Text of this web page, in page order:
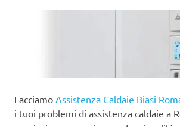
Facciamo Assistenza Caldaie Biasi
i tuoi problemi di assistenza caldaie a